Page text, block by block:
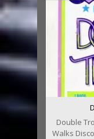
Double
Walks